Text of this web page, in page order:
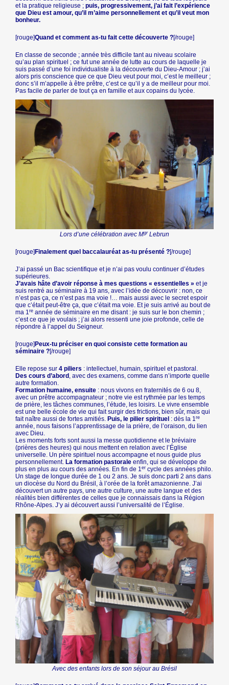
et la pratique religieuse ;puis, progressivement, j’ai fait l’expérience
que Dieu est amour, qu’il m’aime personnellement et qu’il veut mon
bonheur.
[rouge]Quand et comment as-tu fait cette découverte ?[/rouge]
En classe de seconde ; année très difficile tant au niveau scolaire
qu’au plan spirituel ; ce fut une année de lutte au cours de laquelle je
suis passé d’une foi individualiste à la découverte du Dieu-Amour ; j’ai
alors pris conscience que ce que Dieu veut pour moi, c’est le meilleur ;
donc s’il m’appelle à être prêtre, c’est ce qu’il y a de meilleur pour moi.
Pas facile de parler de tout ça en famille et aux copains du lycée.
Lors d’une célébration avec MgrLebrun
[rouge] Finalement quel baccalauréat as-tu présenté ?[/rouge]
J’ai passé un Bac scientifique et je n’ai pas voulu continuer d’études
supérieures.
J’avais hâte d’avoir réponse à mes questions « essentielles » et je
suis rentré au séminaire à 19 ans, avec l’idée de découvrir : non, ce
n’est pas ça, ce n’est pas ma voie !… mais aussi avec le secret espoir
que c’était peut-être ça, que c’était ma voie. Et je suis arrivé au bout de
ma 1re année de séminaire en me disant : je suis sur le bon chemin ;
c’est ce que je voulais ; j’ai alors ressenti une joie profonde, celle de
répondre à l’appel du Seigneur.
[rouge] Peux-tu préciser en quoi consiste cette formation au
séminaire ?[/rouge]
Elle repose sur4 piliers : intellectuel, humain, spirituel et pastoral.
Des cours d’abord , avec des examens, comme dans n’importe quelle
autre formation.
Formation humaine, ensuite : nous vivons en fraternités de 6 ou 8,
avec un prêtre accompagnateur ; notre vie est rythmée par les temps
de prière, les tâches communes, l’étude, les loisirs. Le vivre ensemble
est une belle école de vie qui fait surgir des frictions, bien sûr, mais qui
fait naître aussi de fortes amitiés. Puis, le pilier spirituel : dès la 1re
année, nous faisons l’apprentissage de la prière, de l’oraison, du lien
avec Dieu.
Les moments forts sont aussi la messe quotidienne et le bréviaire
(prières des heures) qui nous mettent en relation avec l’Église
universelle. Un père spirituel nous accompagne et nous guide plus
personnellement. La formation pastorale enfin, qui se développe de
plus en plus au cours des années. En fin de 1er cycle des années philo.
Un stage de longue durée de 1 ou 2 ans. Je suis donc parti 2 ans dans
un diocèse du Nord du Brésil, à l’orée de la forêt amazonienne. J’ai
découvert un autre pays, une autre culture, une autre langue et des
réalités bien différentes de celles que je connaissais dans la Région
Rhône-Alpes. J’y ai découvert aussi l’universalité de l’Église.
Avec des enfants lors de son séjour au Brésil